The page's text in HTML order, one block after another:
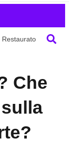
Restaurato Chi
Che